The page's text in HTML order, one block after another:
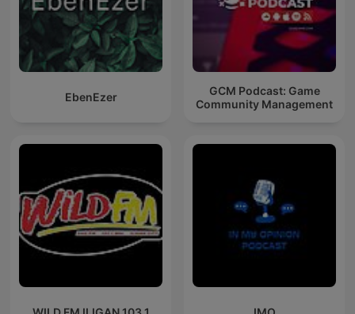
EbenEzer
GCM Podcast: Game
Community Management